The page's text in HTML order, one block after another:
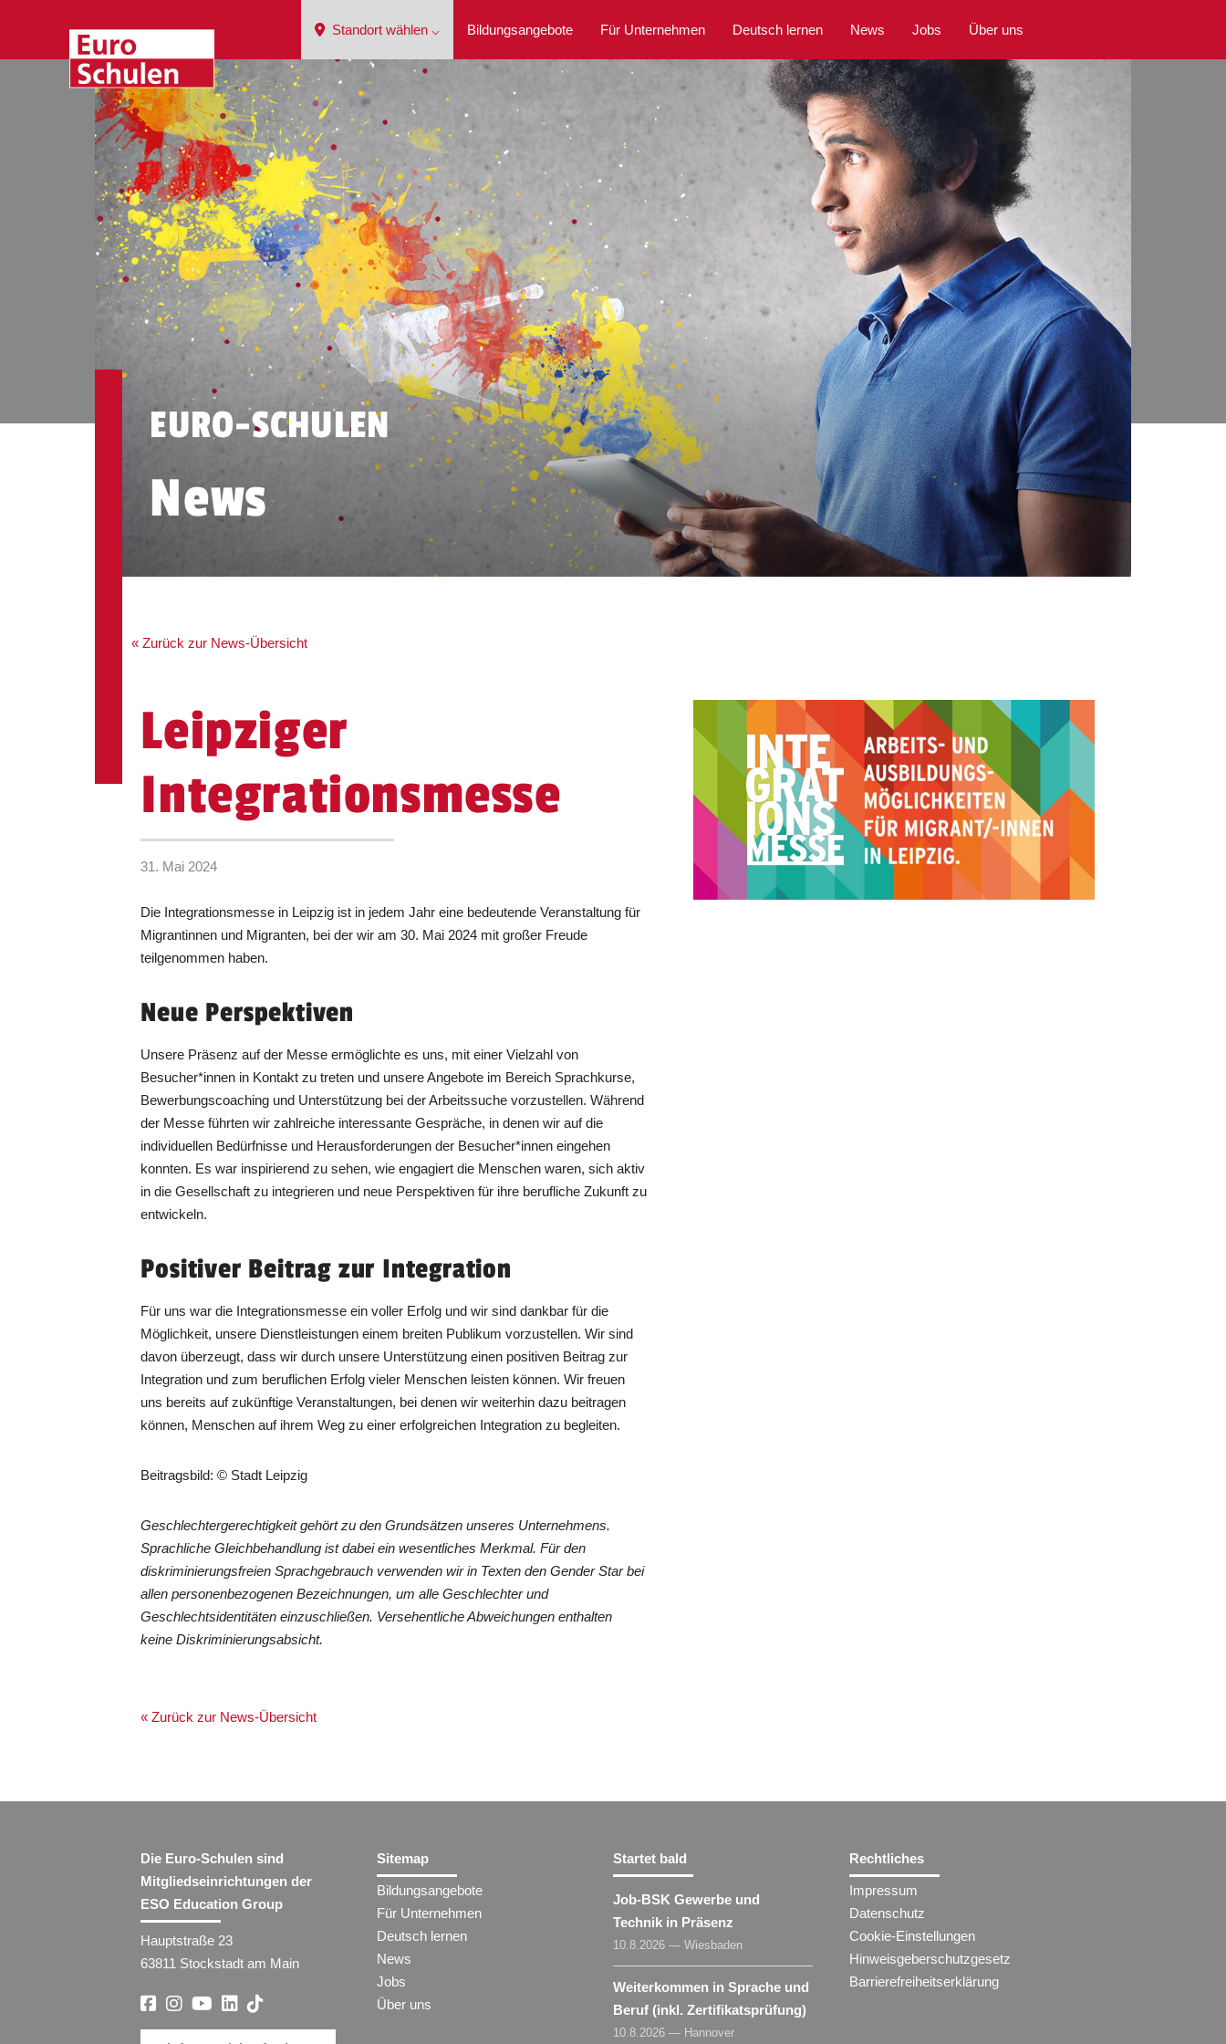
Standort wählen ⌵ Bildungsangebote Für Unternehmen Deutsch lernen News Jobs Über uns
EURO-SCHULEN
News
« Zurück zur News-Übersicht
Leipziger
Integrationsmesse
31. Mai 2024
Die Integrationsmesse in Leipzig ist in jedem Jahr eine bedeutende Veranstaltung für
Migrantinnen und Migranten, bei der wir am 30. Mai 2024 mit großer Freude
teilgenommen haben.
Neue Perspektiven
Unsere Präsenz auf der Messe ermöglichte es uns, mit einer Vielzahl von
Besucher*innen in Kontakt zu treten und unsere Angebote im Bereich Sprachkurse,
Bewerbungscoaching und Unterstützung bei der Arbeitssuche vorzustellen. Während
der Messe führten wir zahlreiche interessante Gespräche, in denen wir auf die
individuellen Bedürfnisse und Herausforderungen der Besucher*innen eingehen
konnten. Es war inspirierend zu sehen, wie engagiert die Menschen waren, sich aktiv
in die Gesellschaft zu integrieren und neue Perspektiven für ihre berufliche Zukunft zu
entwickeln.
Positiver Beitrag zur Integration
Für uns war die Integrationsmesse ein voller Erfolg und wir sind dankbar für die
Möglichkeit, unsere Dienstleistungen einem breiten Publikum vorzustellen. Wir sind
davon überzeugt, dass wir durch unsere Unterstützung einen positiven Beitrag zur
Integration und zum beruflichen Erfolg vieler Menschen leisten können. Wir freuen
uns bereits auf zukünftige Veranstaltungen, bei denen wir weiterhin dazu beitragen
können, Menschen auf ihrem Weg zu einer erfolgreichen Integration zu begleiten.
Beitragsbild: © Stadt Leipzig
Geschlechtergerechtigkeit gehört zu den Grundsätzen unseres Unternehmens.
Sprachliche Gleichbehandlung ist dabei ein wesentliches Merkmal. Für den
diskriminierungsfreien Sprachgebrauch verwenden wir in Texten den Gender Star bei
allen personenbezogenen Bezeichnungen, um alle Geschlechter und
Geschlechtsidentitäten einzuschließen. Versehentliche Abweichungen enthalten
keine Diskriminierungsabsicht.
« Zurück zur News-Übersicht
Die Euro-Schulen sind
Mitgliedseinrichtungen der
ESO Education Group
Hauptstraße 23
63811 Stockstadt am Main
Sitemap
Bildungsangebote
Für Unternehmen
Deutsch lernen
News
Jobs
Über uns
Startet bald
Job-BSK Gewerbe und
Technik in Präsenz
10.8.2026 — Wiesbaden
Weiterkommen in Sprache und
Beruf (inkl. Zertifikatsprüfung)
10.8.2026 — Hannover
Rechtliches
Impressum
Datenschutz
Cookie-Einstellungen
Hinweisgeberschutzgesetz
Barrierefreiheitserklärung